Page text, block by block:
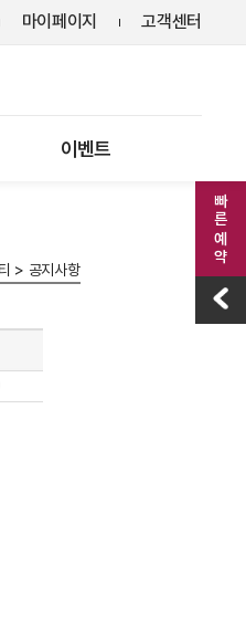
마이페이지 고객센터
이벤트
빠른 예약
> 공지사항